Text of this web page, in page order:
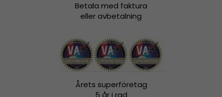
Betala med faktura
eller avbetalning
Årets superföretag